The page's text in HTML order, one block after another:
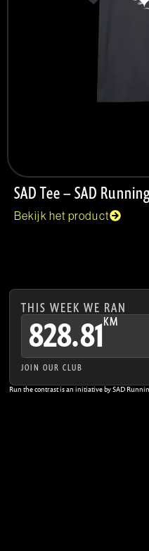
SAD Tee – SAD
Bekijk het product
THIS WEEK WE RAN
828.81KM
JOIN OUR CLUB
Run the contrast is an initiative by SAD